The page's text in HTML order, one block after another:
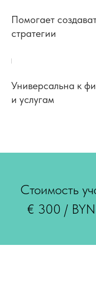
Помогает
стратегии
Универсальна к
и услугам
Стоимость
€ 300 /